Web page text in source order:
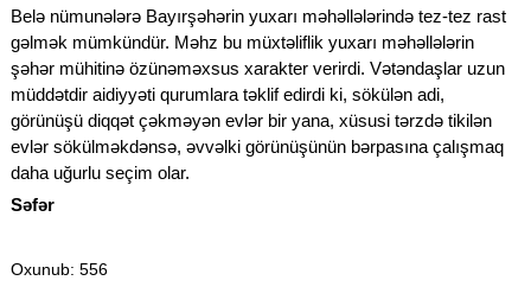
Belə nümunələrə Bayırşəhərin yuxarı məhəllələrində tez-tez rast
gəlmək mümkündür. Məhz bu müxtəliflik yuxarı məhəllələrin
şəhər mühitinə özünəməxsus xarakter verirdi. Vətəndaşlar uzun
müddətdir aidiyyəti qurumlara təklif edirdi ki, sökülən adi,
görünüşü diqqət çəkməyən evlər bir yana, xüsusi tərzdə tikilən
evlər sökülməkdənsə, əvvəlki görünüşünün bərpasına çalışmaq
daha uğurlu seçim olar.
Səfər
Oxunub: 556